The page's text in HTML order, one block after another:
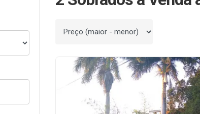
Ordenar por